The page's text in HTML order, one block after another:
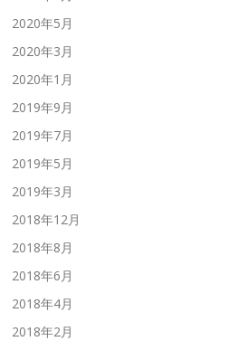
2020年5月
2020年3月
2020年1月
2019年9月
2019年7月
2019年5月
2019年3月
2018年12月
2018年8月
2018年6月
2018年4月
2018年2月